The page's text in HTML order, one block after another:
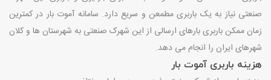
صنعتی نیاز به یک باربری مطمعن و سریع دارد. سامانه آموت بار در کمترین
زمان ممکن باربری بارهای ارسالی از این شهرک صنعتی به شهرستان ها و کلان
شهرهای ایران را انجام می دهد.
هزینه باربری آموت بار